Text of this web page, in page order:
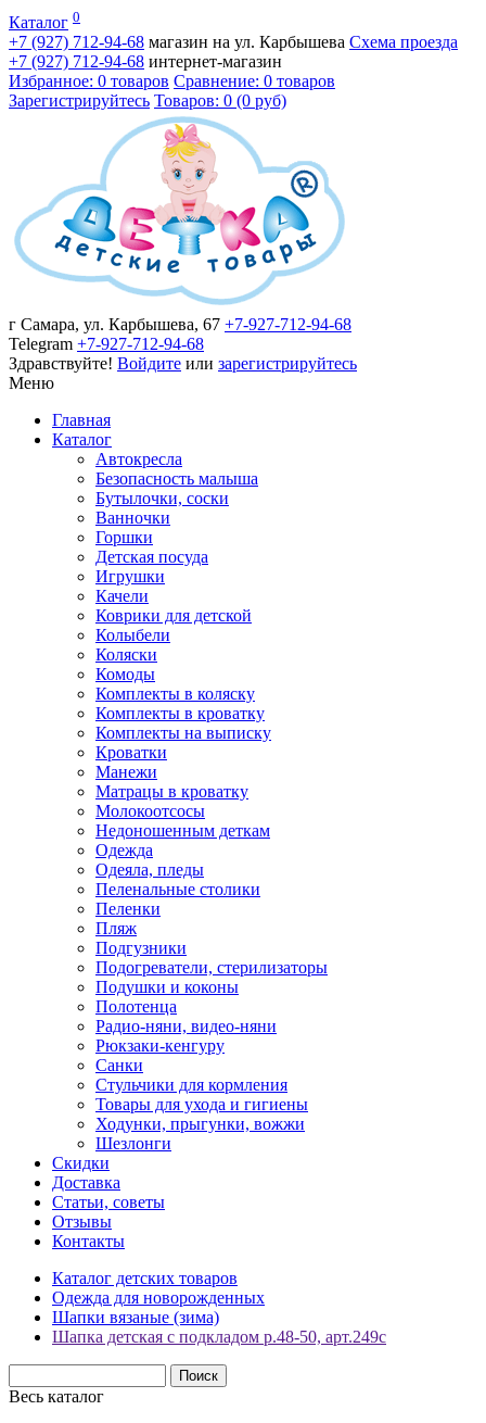
Каталог 0
+7 (927) 712-94-68 магазин на ул. Карбышева Схема проезда
+7 (927) 712-94-68 интернет-магазин
Избранное: 0 товаров Сравнение: 0 товаров
Зарегистрируйтесь Товаров: 0 (0 руб)
г Самара, ул. Карбышева, 67 +7-927-712-94-68
Telegram +7-927-712-94-68
Здравствуйте! Войдите или зарегистрируйтесь
Меню
Главная
Каталог
Автокресла
Безопасность малыша
Бутылочки, соски
Ванночки
Горшки
Детская посуда
Игрушки
Качели
Коврики для детской
Колыбели
Коляски
Комоды
Комплекты в коляску
Комплекты в кроватку
Комплекты на выписку
Кроватки
Манежи
Матрацы в кроватку
Молокоотсосы
Недоношенным деткам
Одежда
Одеяла, пледы
Пеленальные столики
Пеленки
Пляж
Подгузники
Подогреватели, стерилизаторы
Подушки и коконы
Полотенца
Радио-няни, видео-няни
Рюкзаки-кенгуру
Санки
Стульчики для кормления
Товары для ухода и гигиены
Ходунки, прыгунки, вожжи
Шезлонги
Скидки
Доставка
Статьи, советы
Отзывы
Контакты
Каталог детских товаров
Одежда для новорожденных
Шапки вязаные (зима)
Шапка детская с подкладом р.48-50, арт.249с
Весь каталог